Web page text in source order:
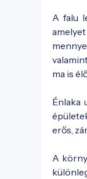
A falu
ma is
Énlaka
erős,
A